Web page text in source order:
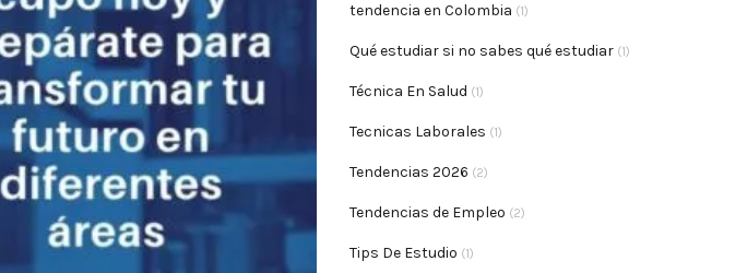
tendencia en Colombia (1)
Qué estudiar si no sabes qué estudiar(1)
Técnica En Salud (1)
Tecnicas Laborales (1)
Tendencias 2026 (2)
Tendencias de Empleo (2)
Tips De Estudio (1)